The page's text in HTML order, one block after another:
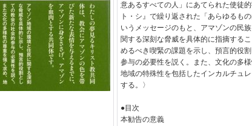
意あるすべての人」にあてられた使徒
ト・シ』で繰り返された「あらゆるも
いうメッセージのもと、アマゾンの民
関する深刻な脅威を具体的に指摘する
めるべき喫緊の課題を示し、預言的役
参与の必要性を説く。また、文化の多様
地域の特殊性を包括したインカルチュ
する。〉
●目次
本勧告の意義